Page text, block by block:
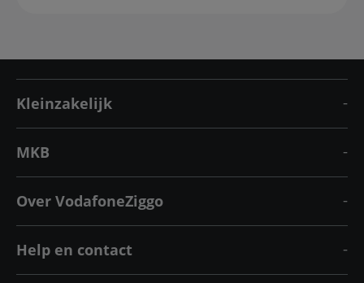
Kleinzakelijk
MKB
Over VodafoneZiggo
Help en contact